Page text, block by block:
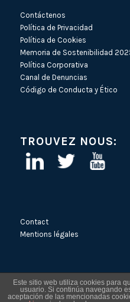
Contáctenos
Política de Privacidad
Política de Cookies
Memoria de Sostenibilidad
Política Corporativa
Canal de Denuncias
Código de Conducta y Ético
TROUVEZ NOUS:
Contact
Mentions légales
Este sitio web utiliza cookies para
usuario. Si continúa navegando
aceptación de las mencionadas